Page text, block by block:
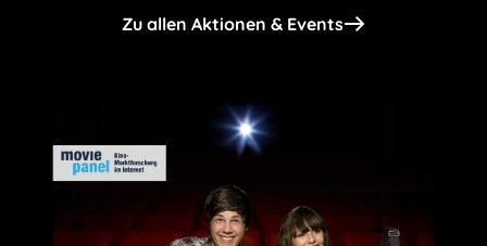
Zu allen Aktionen & Events